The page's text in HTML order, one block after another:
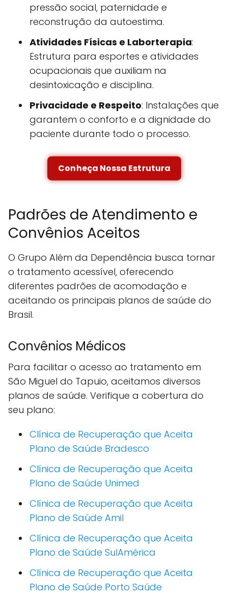
pressão social, paternidade e
reconstrução da autoestima.
Atividades Físicas e Laborterapia:
Estrutura para esportes e atividades
ocupacionais que auxiliam na
desintoxicação e disciplina.
Privacidade e Respeito: Instalações que
garantem o conforto e a dignidade do
paciente durante todo o processo.
Conheça Nossa Estrutura
Padrões de Atendimento e
Convênios Aceitos
O Grupo Além da Dependência busca tornar
o tratamento acessível, oferecendo
diferentes padrões de acomodação e
aceitando os principais planos de saúde do
Brasil.
Convênios Médicos
Para facilitar o acesso ao tratamento em
São Miguel do Tapuio, aceitamos diversos
planos de saúde. Verifique a cobertura do
seu plano:
Clínica de Recuperação que Aceita
Plano de Saúde Bradesco
Clínica de Recuperação que Aceita
Plano de Saúde Unimed
Clínica de Recuperação que Aceita
Plano de Saúde Amil
Clínica de Recuperação que Aceita
Plano de Saúde SulAmérica
Clínica de Recuperação que Aceita
Plano de Saúde Porto Saúde